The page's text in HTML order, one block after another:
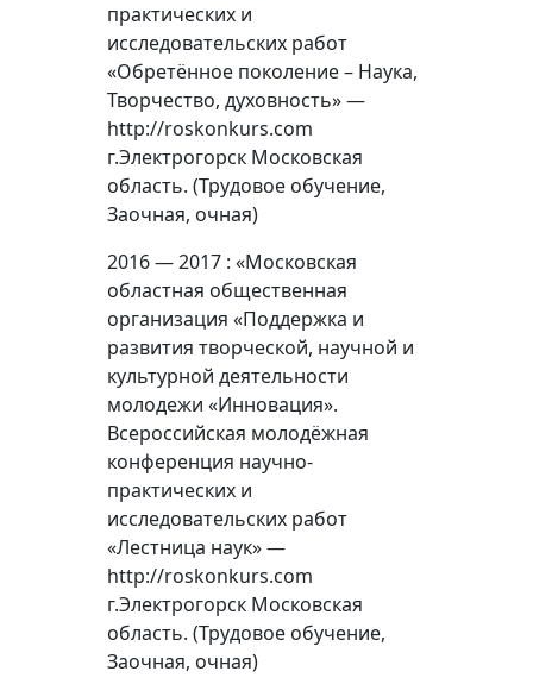
практических и
исследовательских работ
«Обретённое поколение – Наука,
Творчество, духовность» —
http://roskonkurs.com
г.Электрогорск Московская
область. (Трудовое обучение,
Заочная, очная)
2016 — 2017 : «Московская
областная общественная
организация «Поддержка и
развития творческой, научной и
культурной деятельности
молодежи «Инновация».
Всероссийская молодёжная
конференция научно-
практических и
исследовательских работ
«Лестница наук» —
http://roskonkurs.com
г.Электрогорск Московская
область. (Трудовое обучение,
Заочная, очная)